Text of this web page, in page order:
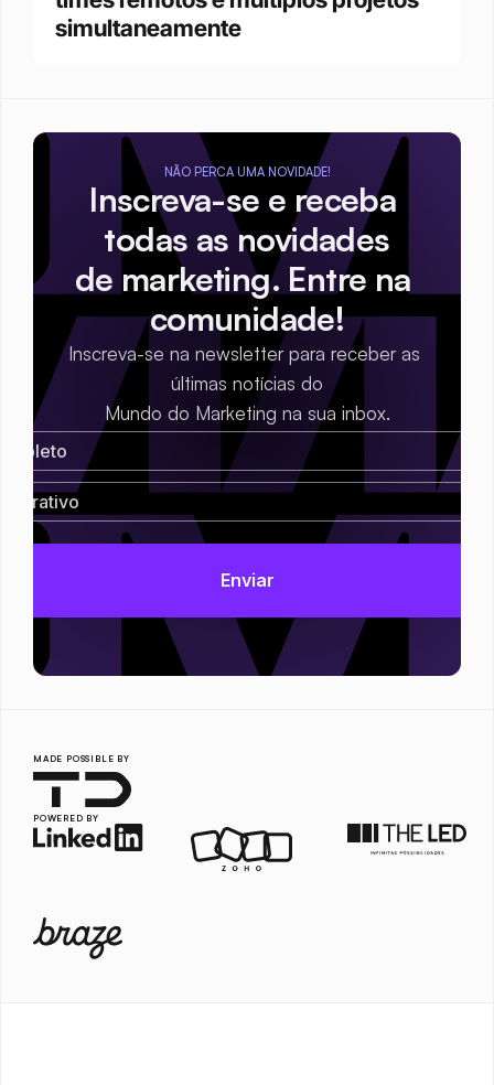
simultaneamente
NÃO PERCA UMA NOVIDADE!
Inscreva-se e receba
todas as novidades
de marketing. Entre na
comunidade!
Inscreva-se na newsletter para receber as
últimas notícias do
Mundo do Marketing na sua inbox.
MADE POSSIBLE BY
POWERED BY